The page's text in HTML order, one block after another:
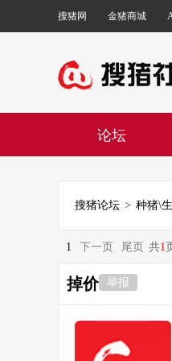
搜猪网 金猪商城
论坛
搜猪论坛 > 种猪\
1 下一页 尾页 共1
掉价 举报